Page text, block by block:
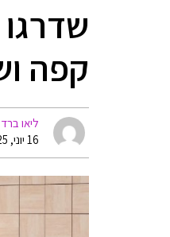
קפה
ליאו ברד
16 יוני, 2025 12:06